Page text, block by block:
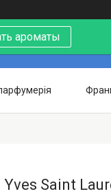
ароматы
Saint